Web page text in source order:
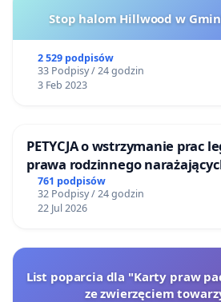
Stop halom Hillwood w
2 529 podpisów
33 Podpisy / 24 godzin
3 Feb 2023
PETYCJA o wstrzymanie prac
prawa rodzinnego
761 podpisów
32 Podpisy / 24 godzin
22 Jul 2026
List poparcia dla "Karty praw
ze zwierzęciem